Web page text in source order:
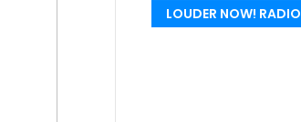
LOUDER NOW! RADIO